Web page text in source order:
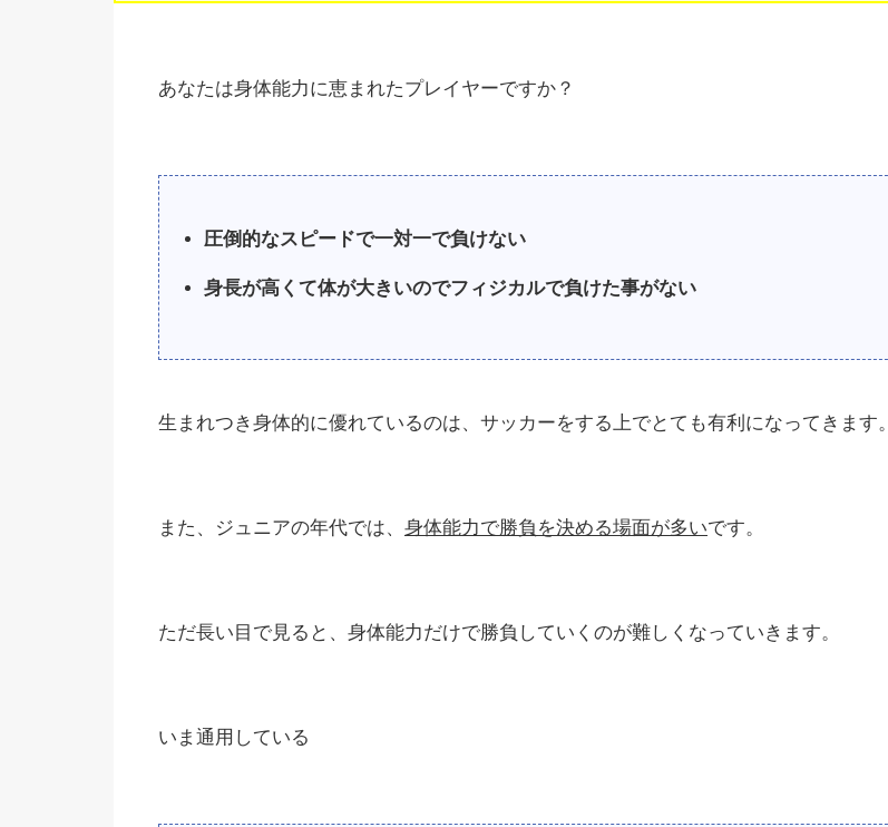
あなたは身体能力に恵まれたプレイヤーですか？
圧倒的なスピードで一対一で負けない
身長が高くて体が大きいのでフィジカルで負けた事がない
生まれつき身体的に優れているのは、サッカーをする上でとても有利になってきます。
また、ジュニアの年代では、 身体能力で勝負を決める場面が多いです。
ただ長い目で見ると、身体能力だけで勝負していくのが難しくなっていきます。
いま通用している